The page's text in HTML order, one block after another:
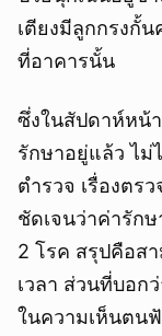
เตียงมีลูกกรงกั้
ที่อาคารนั้น
ซึ่งในสัปดาห์หน้
รักษาอยู่แล้ว ไม่
ตำรวจ เรื่องตร
ชัดเจนว่าค่ารัก
2 โรค สรุปคือส
เวลา ส่วนที่บอก
ในความเห็นตน